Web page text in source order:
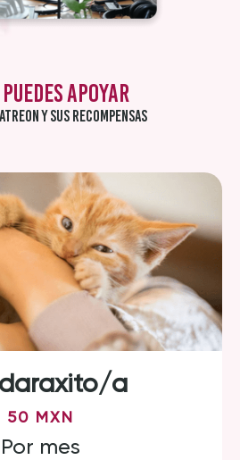
puedes apoyar
y sus recompensas
a
50 MXN
Por mes